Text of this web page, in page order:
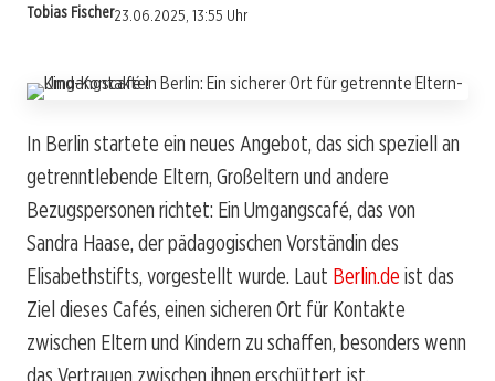
Tobias Fischer23.06.2025, 13:55 Uhr
In Berlin startete ein neues Angebot, das sich speziell an
getrenntlebende Eltern, Großeltern und andere
Bezugspersonen richtet: Ein Umgangscafé, das von
Sandra Haase, der pädagogischen Vorständin des
Elisabethstifts, vorgestellt wurde. Laut Berlin.de ist das
Ziel dieses Cafés, einen sicheren Ort für Kontakte
zwischen Eltern und Kindern zu schaffen, besonders wenn
das Vertrauen zwischen ihnen erschüttert ist.